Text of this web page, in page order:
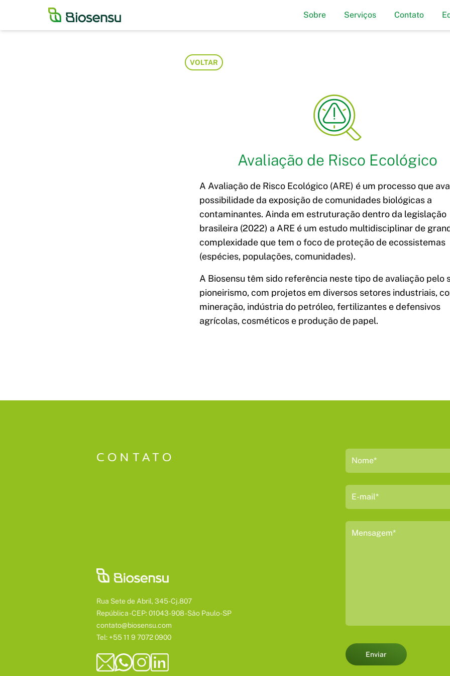
Sobre Serviços Contato
VOLTAR
Avaliação de Risco Ecológico
A Avaliação de Risco Ecológico (ARE) é um processo que
possibilidade da exposição de comunidades biológicas a
contaminantes. Ainda em estruturação dentro da legislação
brasileira (2022) a ARE é um estudo multidisciplinar de
complexidade que tem o foco de proteção de ecossistemas
(espécies, populações, comunidades).
A Biosensu têm sido referência neste tipo de avaliação pelo
pioneirismo, com projetos em diversos setores industriais,
mineração, indústria do petróleo, fertilizantes e defensivos
agrícolas, cosméticos e produção de papel.
CONTATO
Enviar
Rua Sete de Abril, 345-Cj.807
República - CEP: 01043-908 - São Paulo-SP
contato@biosensu.com
Tel: +55 11 9 7072 0900